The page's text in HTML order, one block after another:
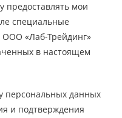
предоставлять мои
специальные
ООО «Лаб-Трейдинг»
в настоящем
персональных данных
и подтверждения